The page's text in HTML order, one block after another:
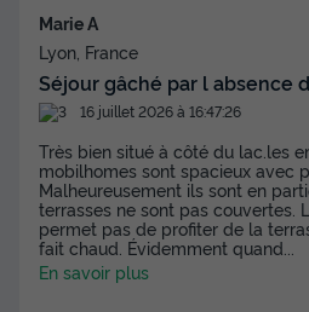
Marie A
Lyon, France
Séjour gâché par l absence
16 juillet 2026 à 16:47:26
Très bien situé à côté du lac.les
mobilhomes sont spacieux avec
Malheureusement ils sont en
terrasses ne sont pas couvertes.
permet pas de profiter de la
fait chaud. Évidemment quand
En savoir plus